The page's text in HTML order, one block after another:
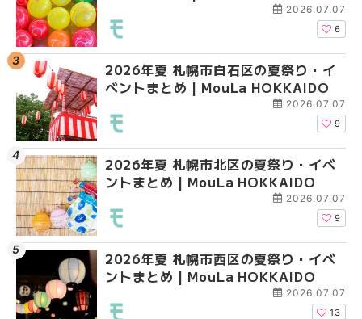
2026.07.07
6
2026年夏 札幌市白石区の夏祭り・イ
ベントまとめ | MouLa HOKKAIDO
2026.07.07
9
2026年夏 札幌市北区の夏祭り・イベ
ントまとめ | MouLa HOKKAIDO
2026.07.07
9
2026年夏 札幌市西区の夏祭り・イベ
ントまとめ | MouLa HOKKAIDO
2026.07.07
13
2026年夏 札幌市西区
ントまとめ | MouLa
2026年夏 札幌市北区
ントまとめ | MouLa
2026年夏 札幌市豊平
ベントまとめ |
2026年夏 札幌市白石
ベントまとめ |
2026年夏 札幌市西区
ントまとめ | MouLa
2026年夏 札幌市清田
ベントまとめ |